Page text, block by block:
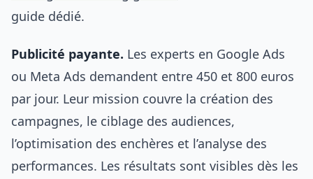
guide dédié.
Publicité payante. Les experts en Google Ads
ou Meta Ads demandent entre 450 et 800 euros
par jour. Leur mission couvre la création des
campagnes, le ciblage des audiences,
l’optimisation des enchères et l’analyse des
performances. Les résultats sont visibles dès les